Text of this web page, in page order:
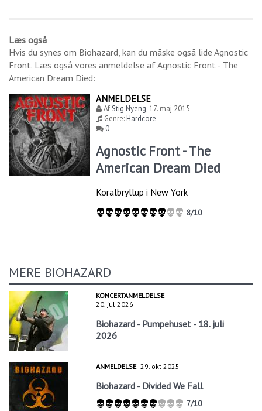
Læs også
Hvis du synes om Biohazard, kan du måske også lide Agnostic
Front. Læs også vores anmeldelse afAgnostic Front - The
American Dream Died:
ANMELDELSE
AfStig Nyeng,17. maj 2015
Genre:Hardcore
0
Agnostic Front - The
American Dream Died
Koralbryllup i New York
8/10
MERE BIOHAZARD
KONCERTANMELDELSE
20. jul 2026
Biohazard - Pumpehuset - 18. juli
2026
ANMELDELSE 29. okt 2025
Biohazard - Divided We Fall
7/10